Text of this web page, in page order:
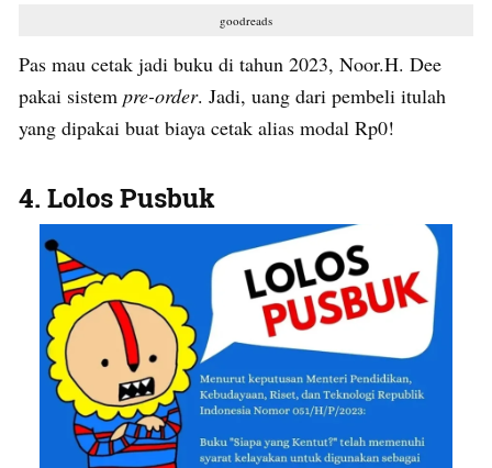
goodreads
Pas mau cetak jadi buku di tahun 2023, Noor.H. Dee
pakai sistem pre-order. Jadi, uang dari pembeli itulah
yang dipakai buat biaya cetak alias modal Rp0!
4. Lolos Pusbuk